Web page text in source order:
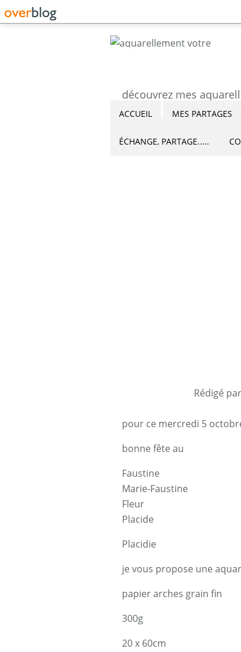
ACCUEIL MES PARTAGES
ÉCHANGE, PARTAGE.....
Rédigé
pour ce mercredi 5
bonne fête au
Faustine
Marie-Faustine
Fleur
Placide
Placidie
je vous propose une
papier arches grain fin
300g
20 x 60cm